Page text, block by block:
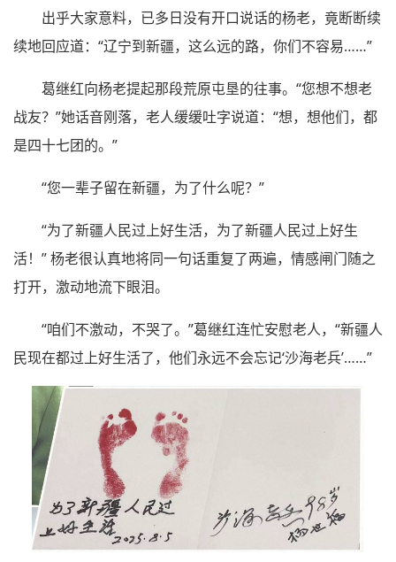
出乎大家意料，已多日没有开口说话的杨老，竟断断续
续地回应道：“辽宁到新疆，这么远的路，你们不容易……”
葛继红向杨老提起那段荒原屯垦的往事。“您想不想老
战友？”她话音刚落，老人缓缓吐字说道：“想，想他们，都
是四十七团的。”
“您一辈子留在新疆，为了什么呢？”
“为了新疆人民过上好生活，为了新疆人民过上好生
活！” 杨老很认真地将同一句话重复了两遍，情感闸门随之
打开，激动地流下眼泪。
“咱们不激动，不哭了。”葛继红连忙安慰老人，“新疆人
民现在都过上好生活了，他们永远不会忘记‘沙海老兵’……”